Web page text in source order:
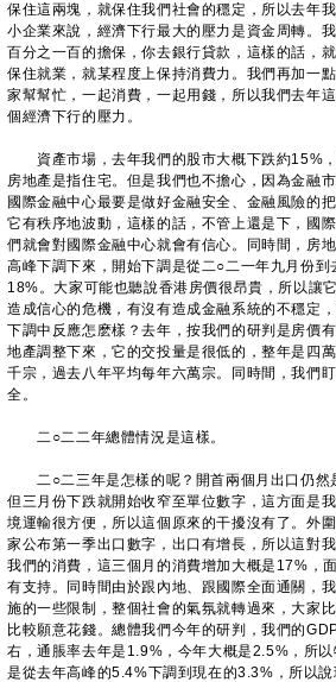
保住這兩塊，就保住我們社會的穩定，所以去年
小企業來說，經濟下行最大的壓力是資金周轉。
百分之一百的擔保，你去銀行貸款，這樣的話，
保住就業，就某程度上保持消費力。我們再加一
家幫幫忙，一起消費，一起用錢，所以我們去年
個經濟下行的壓力。
資產市場，去年我們的股市大概下跌約15%，
房地產是指住宅。但是我們也不擔心，因為金融
國際金融中心最要是做好金融安全、金融風險的
它有秩序地波動，這樣的話，不管上還是下，國
們就會對國際金融中心就會有信心。同時間，房
高峰下調下來，開始下調是從二○二一年九月份到
18%。大家可能也聽說香港房價很昂貴，所以讓
造成信心的危機，有沒有造成金融系統的不穩定
下調中反應怎麽樣？去年，按我們的研判是房價
地產調整下來，它的交投量是很低的，整年是四
千宗，過去八年平均每年六萬宗。同時間，我們
全。
二○二二年總體情況是這樣。
二○二三年是怎樣的呢？開首兩個月出口仍然
但三月份下跌就開始收窄至單位數字，這方面是
境運輸很方便，所以這個原來的干擾沒有了。外
家公布第一季出口數字，出口有增長，所以這對
我們的消費，這三個月的消費增加大概是17%，
有支持。同時間由於跟內地、跟國際全面通關，
施的一些限制，整個社會的氣氛就轉過來，大家
比較願意花錢。總體我們今年的研判，我們的
右，通脹率去年是1.9%，今年大概是2.5%，所
是從去年高峰的5.4%下調到現在的3.3%，所以